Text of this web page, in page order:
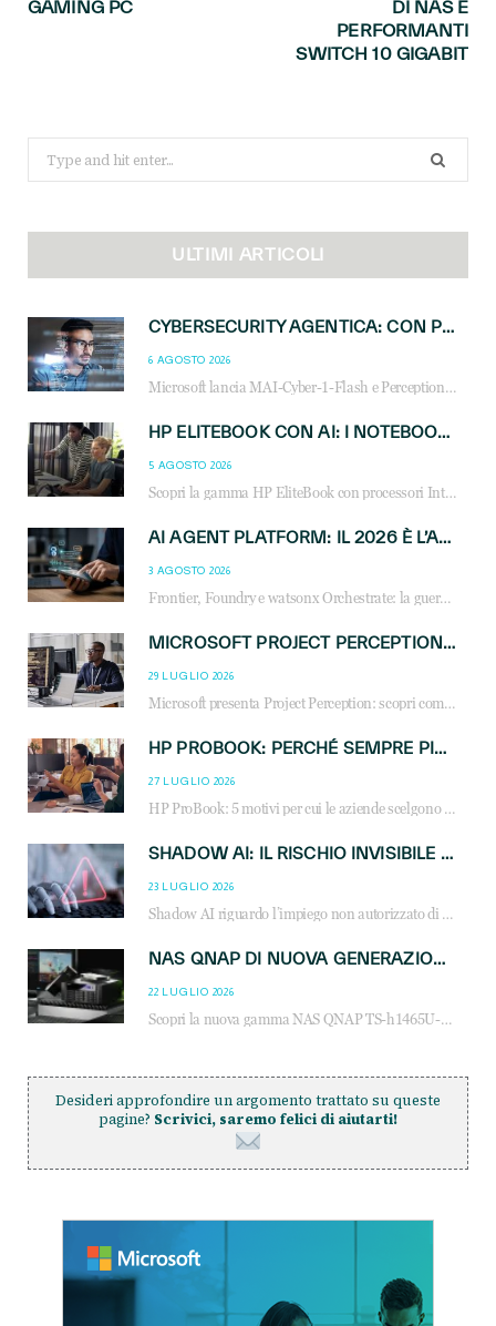
GAMING PC
DI NAS E
PERFORMANTI
SWITCH 10 GIGABIT
for:
ULTIMI ARTICOLI
CYBERSECURITY AGENTICA: CON PERCEPTION E MAI-CYBER-1-FLASH MICROSOFT APRE NUOVI SERVIZI PER IL CANALE
6 AGOSTO 2026
Microsoft lancia MAI-Cyber-1-Flash e Perception: cybersecurity agentica in preview dal 3 novembre. Cosa cambia per MSP, system integrator e reseller.
HP ELITEBOOK CON AI: I NOTEBOOK BUSINESS INTELLIGENTI CHE TRASFORMANO PRODUTTIVITÀ, SICUREZZA E LAVORO IBRIDO
5 AGOSTO 2026
Scopri la gamma HP EliteBook con processori Intel® Core™ Ultra e AMD Ryzen™ AI. Notebook business progettati per aumentare la produttività, migliorare la collaborazione e garantire sicurezza avanzata in ufficio e in mobilità.
AI AGENT PLATFORM: IL 2026 È L’ANNO DEL «SISTEMA OPERATIVO» PER GLI AGENTI AZIENDALI
3 AGOSTO 2026
Frontier, Foundry e watsonx Orchestrate: la guerra delle piattaforme AI agent ridisegna il mercato IT. Cosa cambia per reseller, MSP e system integrator.
MICROSOFT PROJECT PERCEPTION: COME GLI AGENTI AI CAMBIERANNO SOC, CYBERSECURITY E SERVIZI MSP
29 LUGLIO 2026
Microsoft presenta Project Perception: scopri come gli agenti AI possono trasformare cybersecurity, SOC e servizi gestiti degli MSP.
HP PROBOOK: PERCHÉ SEMPRE PIÙ AZIENDE SCELGONO NOTEBOOK PROGETTATI PER IL LAVORO MODERNO
27 LUGLIO 2026
HP ProBook: 5 motivi per cui le aziende scelgono i notebook business HP per migliorare produttività, sicurezza e gestione dell’AI.
SHADOW AI: IL RISCHIO INVISIBILE CHE LE AZIENDE POSSONO GOVERNARE
23 LUGLIO 2026
Shadow AI riguardo l’impiego non autorizzato di sistemi AI all’interno dell’azienda. E’ una pratica che si diffonde a partire dai dipendenti fino ai dirigenti e mette a repentaglio la cybersecurity, con costi più elevati per le organizzazioni. Due recenti report illustrano il fenomeno e forniscono dati in merito
NAS QNAP DI NUOVA GENERAZIONE: PIÙ PRESTAZIONI, SCALABILITÀ E PROTEZIONE DEI DATI PER LE INFRASTRUTTURE IT MODERNE
22 LUGLIO 2026
Scopri la nuova gamma NAS QNAP TS-h1465U-RP, TS-h1065eU e TS-h665U: storage aziendale con ZFS, DDR5, E1.S NVMe e connettività 2.5GbE per backup, virtualizzazione e cybersecurity.
Desideri approfondire un argomento trattato su queste
pagine? Scrivici, saremo felici di aiutarti!